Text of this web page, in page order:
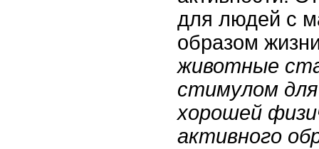
для людей с
образом
животные
стимулом
хорошей
активного